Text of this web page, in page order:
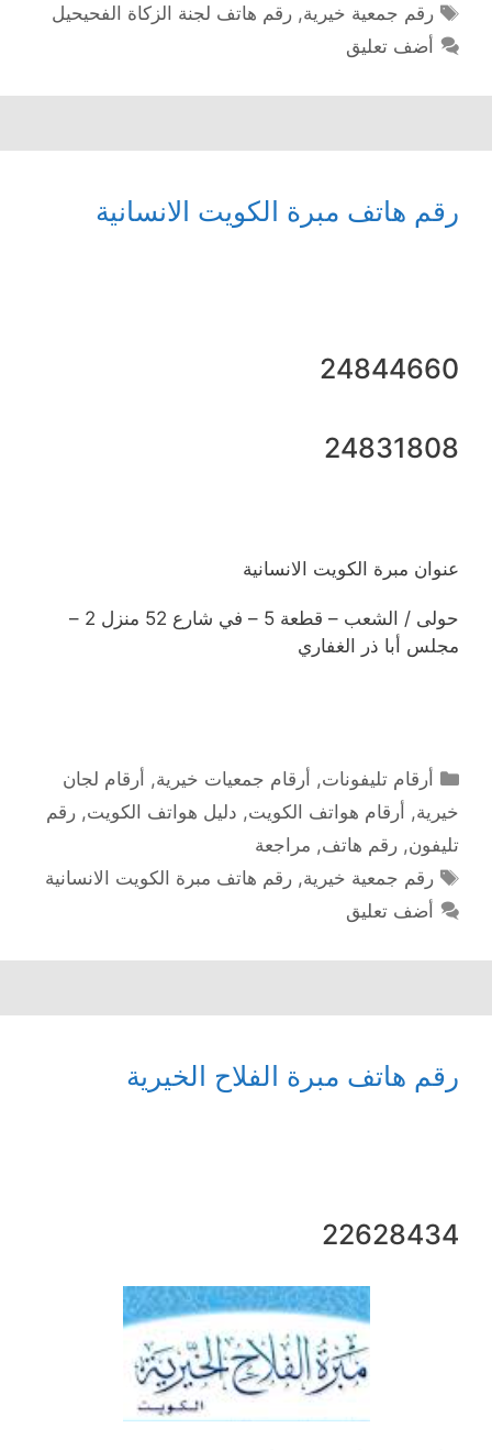
الوسوم
رقم جمعية خيرية,رقم هاتف لجنة الزكاة الفحيحيل
أضف تعليق
رقم هاتف مبرة الكويت الانسانية
24844660
24831808
عنوان مبرة الكويت الانسانية
حولى / الشعب – قطعة 5 – في شارع 52 منزل 2 –
مجلس أبا ذر الغفاري
التصنيفات
أرقام تليفونات, أرقام جمعيات خيرية, أرقام لجان
خيرية, أرقام هواتف الكويت, دليل هواتف الكويت, رقم
تليفون, رقم هاتف, مراجعة
الوسوم
رقم جمعية خيرية,رقم هاتف مبرة الكويت الانسانية
أضف تعليق
رقم هاتف مبرة الفلاح الخيرية
22628434